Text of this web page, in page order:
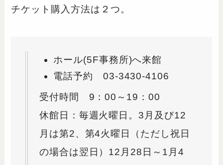
チケット購入方法は２つ。
ホール(5F事務所)へ来館
電話予約 03-3430-4106
受付時間 9：00～19：00
休館日：毎週火曜日。3月及び12
月は第2、第4火曜日（ただし祝日
の場合は翌日）12月28日～1月4